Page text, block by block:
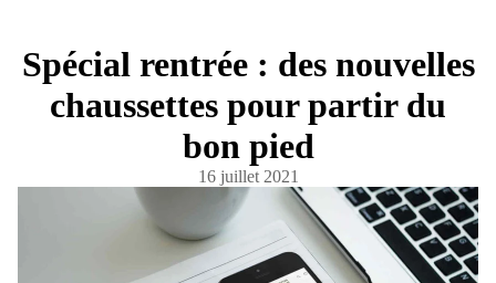
Spécial rentrée : des nouvelles
chaussettes pour partir du
bon pied
16 juillet 2021